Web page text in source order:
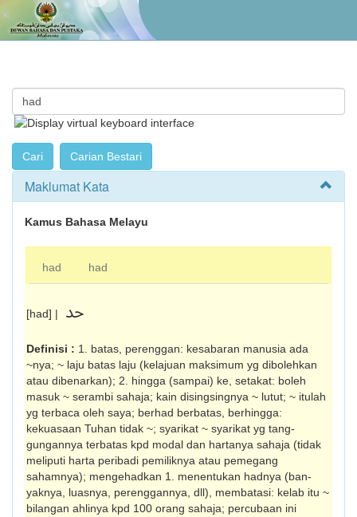
Maklumat Kata
Kamus Bahasa Melayu
had had
[had] | حد
Definisi : 1. batas, perenggan: kesabaran manusia ada
~nya; ~ laju batas laju (kelajuan maksimum yg dibolehkan
atau dibenarkan); 2. hingga (sampai) ke, setakat: boleh
masuk ~ serambi sahaja; kain disingsingnya ~ lutut; ~ itulah
yg terbaca oleh saya; berhad berbatas, berhingga:
kekuasaan Tuhan tidak ~; syarikat ~ syarikat yg tang­
gungannya terbatas kpd modal dan harta­nya sahaja (tidak
meliputi harta peribadi pemi­lik­nya atau pemegang
sahamnya); mengehadkan 1. menentukan hadnya (ba­n­
yaknya, luasnya, perenggannya, dll), mem­batasi: kelab itu ~
bilangan ahlinya kpd 100 orang sahaja; percubaan ini